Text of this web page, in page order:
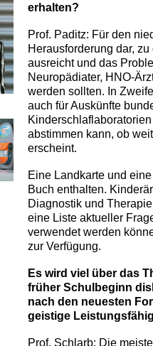
erhalten?
Prof. Paditz: Für den
Herausforderung dar,
ausreicht und das
Neuropädiater, HNO-
werden sollten. In
auch für Auskünfte
abstimmen kann, ob
erscheint.
Eine Landkarte und
Buch enthalten.
Diagnostik und
eine Liste aktueller
verwendet werden
zur Verfügung.
Es wird viel über das
früher Schulbeginn
nach den neuesten
geistige
Prof. Schlarb: Die